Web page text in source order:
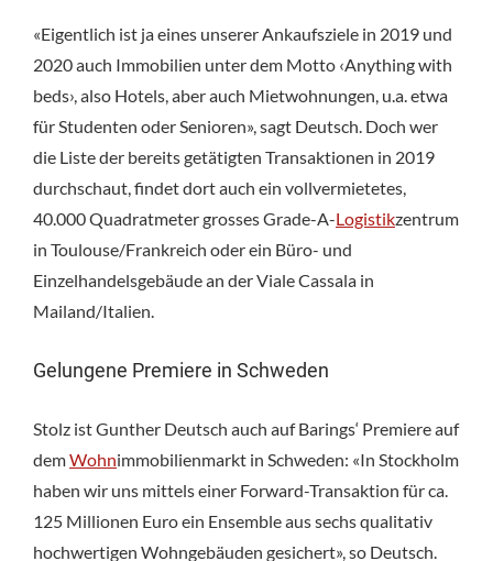
«Eigentlich ist ja eines unserer Ankaufsziele in 2019 und
2020 auch Immobilien unter dem Motto ‹Anything with
beds›, also Hotels, aber auch Mietwohnungen, u.a. etwa
für Studenten oder Senioren», sagt Deutsch. Doch wer
die Liste der bereits getätigten Transaktionen in 2019
durchschaut, findet dort auch ein vollvermietetes,
40.000 Quadratmeter grosses Grade-A-Logistikzentrum
in Toulouse/Frankreich oder ein Büro- und
Einzelhandelsgebäude an der Viale Cassala in
Mailand/Italien.
Gelungene Premiere in Schweden
Stolz ist Gunther Deutsch auch auf Barings‘ Premiere auf
demWohnimmobilienmarkt in Schweden: «In Stockholm
haben wir uns mittels einer Forward-Transaktion für ca.
125 Millionen Euro ein Ensemble aus sechs qualitativ
hochwertigen Wohngebäuden gesichert», so Deutsch.